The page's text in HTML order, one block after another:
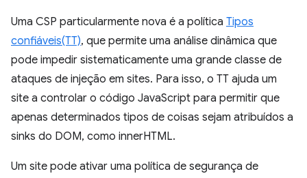
Uma CSP particularmente nova é a política Tipos
confiáveis(TT), que permite uma análise dinâmica que
pode impedir sistematicamente uma grande classe de
ataques de injeção em sites. Para isso, o TT ajuda um
site a controlar o código JavaScript para permitir que
apenas determinados tipos de coisas sejam atribuídos a
sinks do DOM, como innerHTML.
Um site pode ativar uma política de segurança de